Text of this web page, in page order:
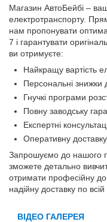
Магазин АвтоБейбі –
електротранспорту.
нам пропонувати
7 і гарантувати
ви отримуєте:
Найкращу вартість
Персональні знижки
Гнучкі програми
Повну заводську
Експертні
Оперативну
Запрошуємо до нашого
зможете детально
отримати професійну
надійну доставку по всій
ВІДЕО ГАЛЕРЕЯ